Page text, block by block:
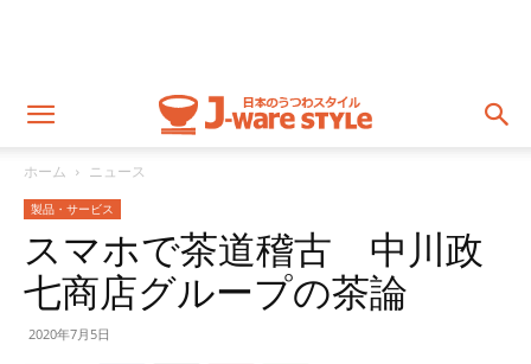
ホーム ニュース
製品・サービス
スマホで茶道稽古 中川政
七商店グループの茶論
2020年7月5日